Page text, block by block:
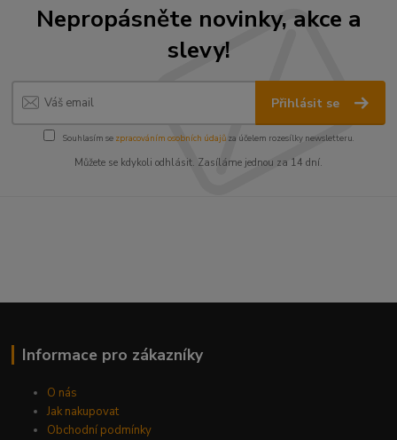
Nepropásněte novinky, akce a
slevy!
Přihlásit se
Souhlasím se zpracováním osobních údajůza účelem rozesílky newsletteru.
Můžete se kdykoli odhlásit. Zasíláme jednou za 14 dní.
Informace pro zákazníky
O nás
Jak nakupovat
Obchodní podmínky